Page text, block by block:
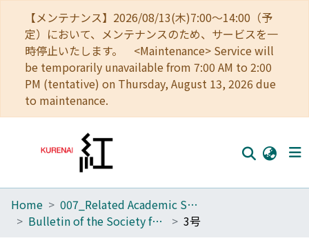
【メンテナンス】2026/08/13(木)7:00～14:00（予
定）において、メンテナンスのため、サービスを一
時停止いたします。 <Maintenance> Service will
be temporarily unavailable from 7:00 AM to 2:00
PM (tentative) on Thursday, August 13, 2026 due
to maintenance.
Home
Home
007_Related Academic Societies
Bulletin of the Society for Western and Southern Asiatic Studies, Kyoto University
3号